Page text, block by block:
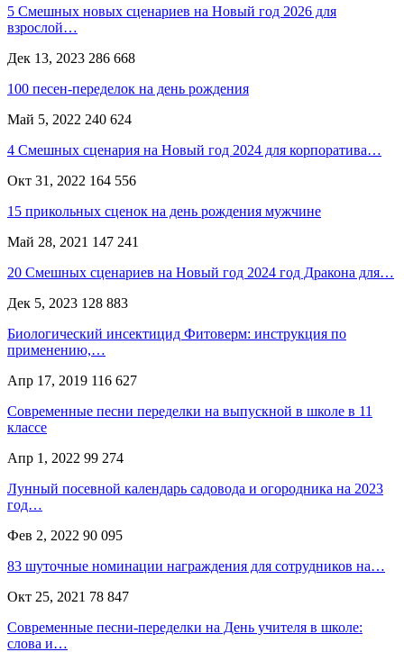
5 Смешных новых сценариев на Новый год 2026 для
взрослой…
Дек 13, 2023 286 668
100 песен-переделок на день рождения
Май 5, 2022 240 624
4 Смешных сценария на Новый год 2024 для корпоратива…
Окт 31, 2022 164 556
15 прикольных сценок на день рождения мужчине
Май 28, 2021 147 241
20 Смешных сценариев на Новый год 2024 год Дракона для…
Дек 5, 2023 128 883
Биологический инсектицид Фитоверм: инструкция по
применению,…
Апр 17, 2019 116 627
Современные песни переделки на выпускной в школе в 11
классе
Апр 1, 2022 99 274
Лунный посевной календарь садовода и огородника на 2023
год…
Фев 2, 2022 90 095
83 шуточные номинации награждения для сотрудников на…
Окт 25, 2021 78 847
Современные песни-переделки на День учителя в школе:
слова и…